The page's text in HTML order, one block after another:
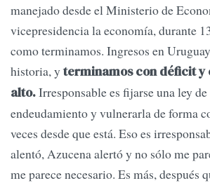
manejado desde el Ministerio de
vicepresidencia la economía, durante
como terminamos. Ingresos en
historia, y terminamos con déficit y
alto.Irresponsable es fijarse una ley
endeudamiento y vulnerarla de forma
veces desde que está. Eso es
alentó, Azucena alertó y no sólo me
me parece necesario. Es más, después